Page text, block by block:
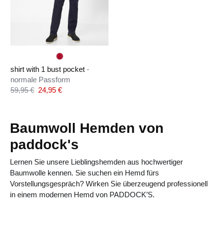
shirt with 1 bust pocket -
normale Passform
Verkaufspreis:
24,95 €
Regulärer Preis:
59,95 €
Baumwoll Hemden von
paddock's
Lernen Sie unsere Lieblingshemden aus hochwertiger
Baumwolle kennen. Sie suchen ein Hemd fürs
Vorstellungsgespräch? Wirken Sie überzeugend professionell
in einem modernen Hemd von PADDOCK’S.